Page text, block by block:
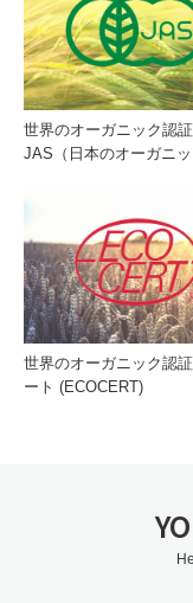
世界のオーガニック認
JAS（日本のオーガニッ
世界のオーガニック認
ート (ECOCERT)